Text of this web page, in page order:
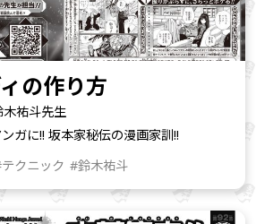
の作り方
木祐斗先生
ガに!! 坂本家秘伝の漫画家訓!!
クニック #鈴木祐斗